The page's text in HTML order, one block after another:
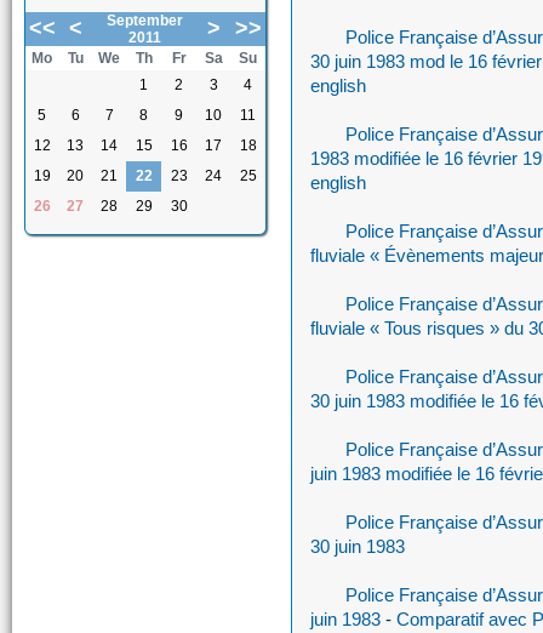
<< <
September
2011
> >>
Mo Tu We Th Fr Sa
Su
1
2 3
4
5
6 7 8 9 10
11
12
13 14 15 16 17
18
19
20 21 22 23 24
25
26
27 28 29 30
Police Française
30 juin 1983 mod le 16
english
Police Française
1983 modifiée le 16 février
english
Police Française
fluviale « Évènements
Police Française
fluviale « Tous risques » du
Police Française
30 juin 1983 modifiée le 16
Police Française
juin 1983 modifiée le 16
Police Française
30 juin 1983
Police Française
juin 1983 - Comparatif avec